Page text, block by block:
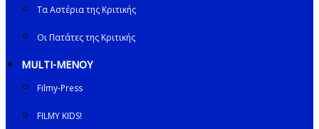
Τα Αστέρια της Κριτικής
Οι Πατάτες της Κριτικής
MULTI-ΜΕΝΟΥ
Filmy-Press
FILMY KIDS!